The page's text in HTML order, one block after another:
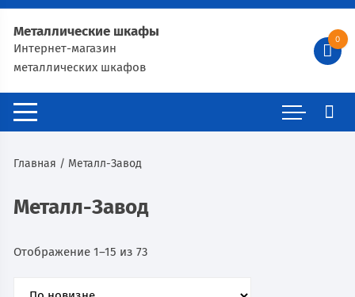
Металлические шкафы
Интернет-магазин
металлических шкафов
0
Главная / Металл-Завод
Металл-Завод
Отображение 1–15 из 73